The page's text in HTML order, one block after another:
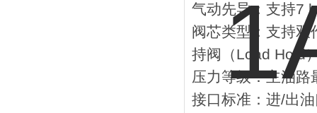
气动先导‌：支持7
阀芯类型‌：支持双
持阀‌（Load Hold
压力等级‌：主油
接口标准‌：进/出